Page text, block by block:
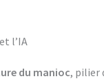
l’IA
du manioc, pilier